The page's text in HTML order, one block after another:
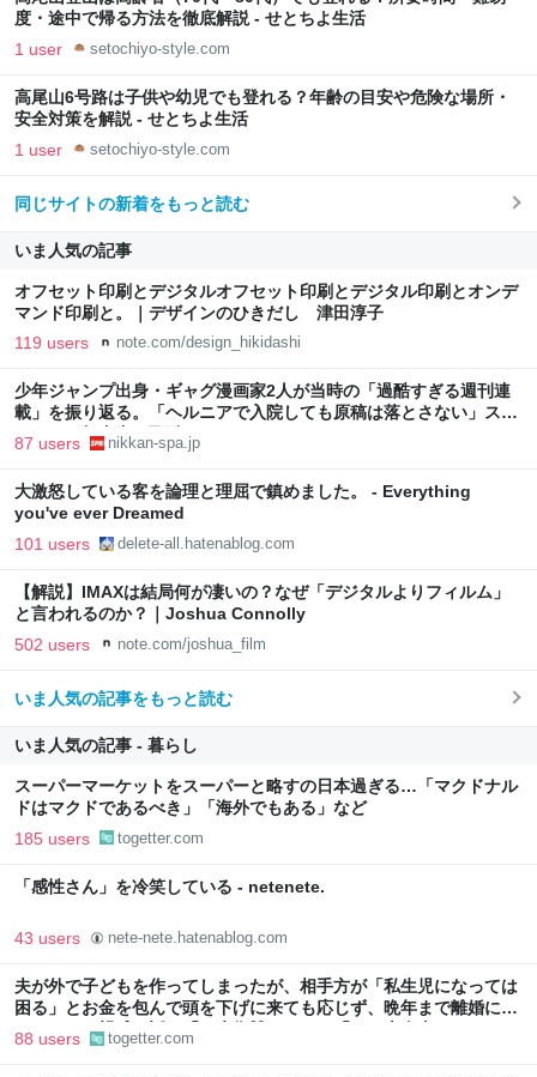
度・途中で帰る方法を徹底解説 - せとちよ生活
1 user setochiyo-style.com
高尾山6号路は子供や幼児でも登れる？年齢の目安や危険な場所・
安全対策を解説 - せとちよ生活
1 user setochiyo-style.com
同じサイトの新着をもっと読む
いま人気の記事
オフセット印刷とデジタルオフセット印刷とデジタル印刷とオンデ
マンド印刷と。｜デザインのひきだし 津田淳子
119 users note.com/design_hikidashi
少年ジャンプ出身・ギャグ漫画家2人が当時の「過酷すぎる週刊連
載」を振り返る。「ヘルニアで入院しても原稿は落とさない」スト
イックな舞台裏 | 日刊SPA!
87 users nikkan-spa.jp
大激怒している客を論理と理屈で鎮めました。 - Everything
you've ever Dreamed
101 users delete-all.hatenablog.com
【解説】IMAXは結局何が凄いの？なぜ「デジタルよりフィルム」
と言われるのか？｜Joshua Connolly
502 users note.com/joshua_film
いま人気の記事をもっと読む
いま人気の記事 - 暮らし
スーパーマーケットをスーパーと略すの日本過ぎる…「マクドナル
ドはマクドであるべき」「海外でもある」など
185 users togetter.com
「感性さん」を冷笑している - netenete.
43 users nete-nete.hatenablog.com
夫が外で子どもを作ってしまったが、相手方が「私生児になっては
困る」とお金を包んで頭を下げに来ても応じず、晩年まで離婚に応
じなかった親戚の話→「一生復讐になる」「これ本人幸せなの？」
88 users togetter.com